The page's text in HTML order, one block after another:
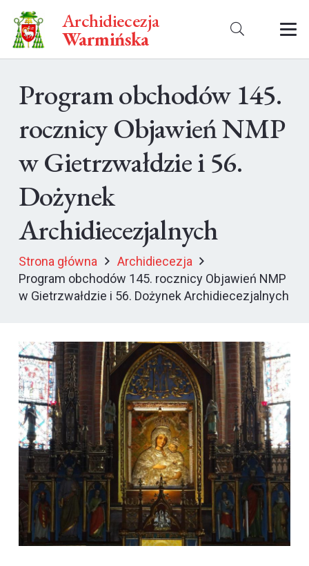
Archidiecezja
Warmińska
Program obchodów 145.
rocznicy Objawień NMP
w Gietrzwałdzie i 56.
Dożynek
Archidiecezjalnych
Strona główna
Archidiecezja
Program obchodów 145. rocznicy Objawień NMP
w Gietrzwałdzie i 56. Dożynek Archidiecezjalnych